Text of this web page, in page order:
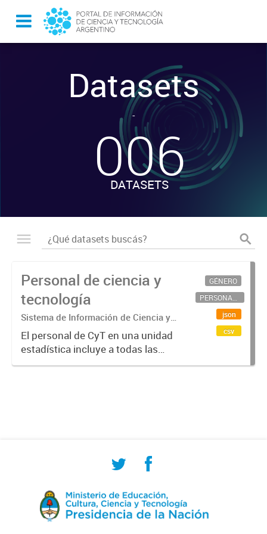
Datasets
-
006
DATASETS
Personal de ciencia y
tecnología
Sistema de Información de Ciencia y
Tecnología Argentino (SICYTAR)
El personal de CyT en una unidad
estadística incluye a todas las
personas involucradas
GÉNERO
PERSONAL CIENTÍFICO-TECNOLÓGICO
json
csv